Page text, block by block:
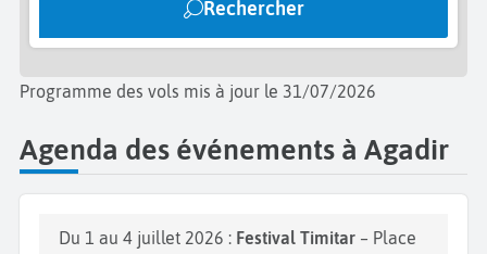
votre voyage à Agadir.
Rechercher
Programme des vols mis à jour le 31/07/2026
Agenda des événements à Agadir
Du 1 au 4 juillet 2026 : Festival Timitar – Place